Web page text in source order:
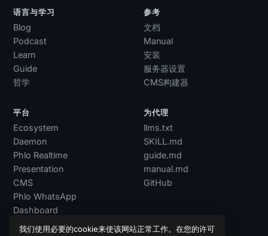
我们使用必要的cookie来使该网站正常工作。在您的许可
语言与学习
Blog
Podcast
Learn
Guide
哲学
参考
文档
Manual
安装
服务器设置
CMS构建器
平台
Ecosystem
Daemon
Phlo Realtime
Presentation
CMS
Phlo WhatsApp
Dashboard
为代理
llms.txt
SKILL.md
guide.md
manual.md
GitHub